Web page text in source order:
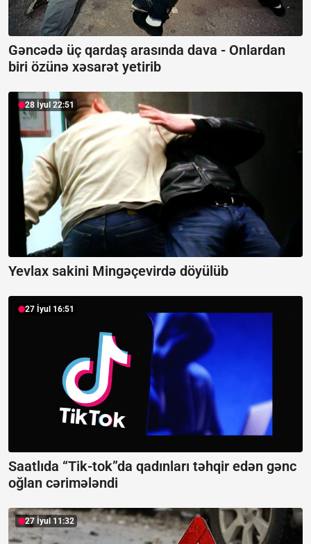
Gəncədə üç qardaş arasında dava - Onlardan
biri özünə xəsarət yetirib
28 İyul 22:51
Yevlax sakini Mingəçevirdə döyülüb
27 İyul 16:51
Saatlıda “Tik-tok”da qadınları təhqir edən gənc
oğlan cərimələndi
27 İyul 11:32